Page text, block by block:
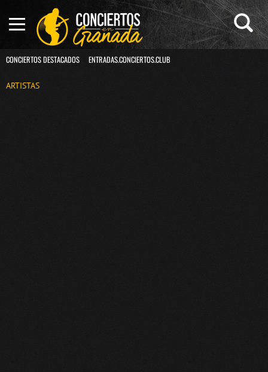
CONCIERTOS DESTACADOS ENTRADAS.CONCIERTOS.CLUB
ARTISTAS